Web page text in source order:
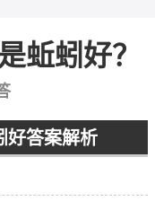
蚯蚓好？
好答案解析